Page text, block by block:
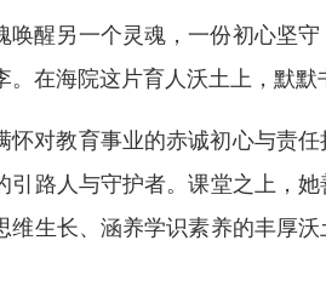
唤醒另一个灵魂，一份初心坚
。在海院这片育人沃土上，默
怀对教育事业的赤诚初心与责
引路人与守护者。课堂之上，
维生长、涵养学识素养的丰厚